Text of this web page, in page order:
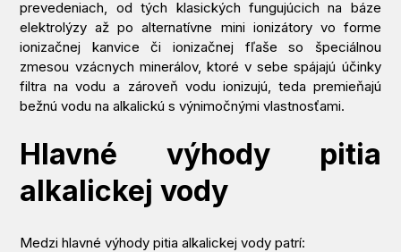
prevedeniach, od tých klasických fungujúcich na báze
elektrolýzy až po alternatívne mini ionizátory vo forme
ionizačnej kanvice či ionizačnej fľaše so špeciálnou
zmesou vzácnych minerálov, ktoré v sebe spájajú účinky
filtra na vodu a zároveň vodu ionizujú, teda premieňajú
bežnú vodu na alkalickú s výnimočnými vlastnosťami.
Hlavné výhody pitia
alkalickej vody
Medzi hlavné výhody pitia alkalickej vody patrí: